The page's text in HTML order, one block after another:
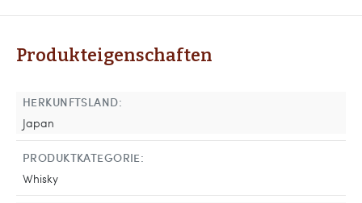
Produkteigenschaften
HERKUNFTSLAND:
Japan
PRODUKTKATEGORIE:
Whisky